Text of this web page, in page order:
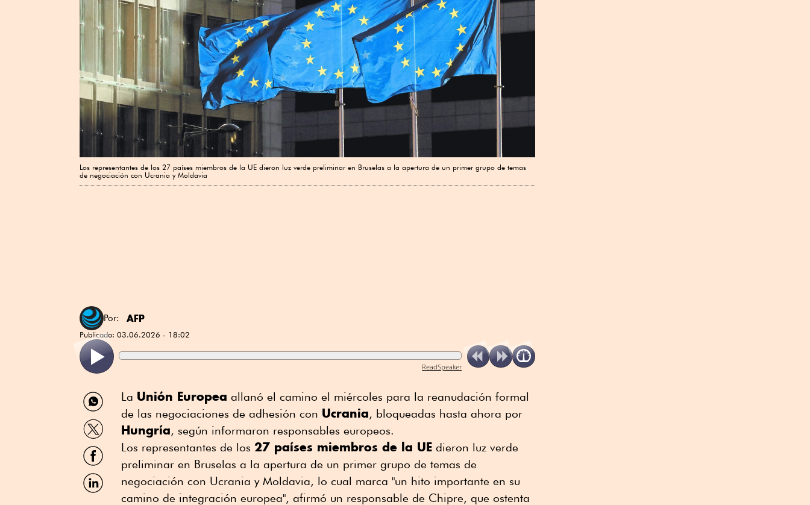
Los representantes de los 27 países miembros de la UE dieron luz verde preliminar en Bruselas a la apertura de un primer grupo de temas
de negociación con Ucrania y Moldavia
Por: AFP
Publicado: 03.06.2026 - 18:02
ReadSpeaker
Compartir
por
WhatsApp
Compartir
por
Twitter
Compartir
por
Facebook
Compartir
por
La Unión Europea allanó el camino el miércoles para la reanudación formal
de las negociaciones de adhesión con Ucrania, bloqueadas hasta ahora por
Hungría, según informaron responsables europeos.
Los representantes de los 27 países miembros de la UE dieron luz verde
preliminar en Bruselas a la apertura de un primer grupo de temas de
negociación con Ucrania y Moldavia, lo cual marca "un hito importante en su
camino de integración europea", afirmó un responsable de Chipre, que ostenta